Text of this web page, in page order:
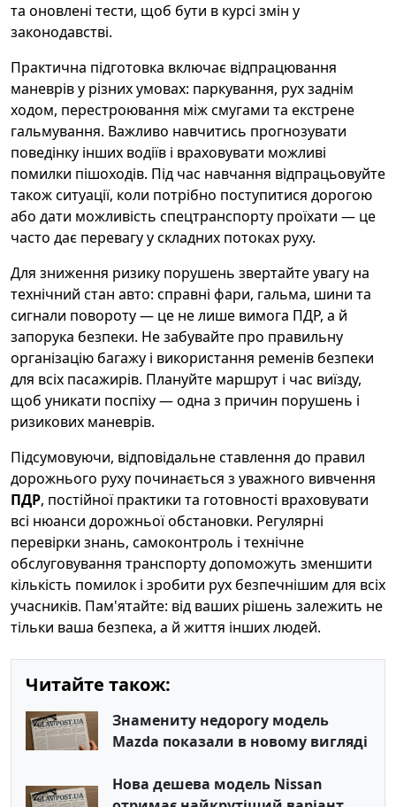
та оновлені тести, щоб бути в курсі змін у
законодавстві.
Практична підготовка включає відпрацювання
маневрів у різних умовах: паркування, рух заднім
ходом, перестроювання між смугами та екстрене
гальмування. Важливо навчитись прогнозувати
поведінку інших водіїв і враховувати можливі
помилки пішоходів. Під час навчання відпрацьовуйте
також ситуації, коли потрібно поступитися дорогою
або дати можливість спецтранспорту проїхати — це
часто дає перевагу у складних потоках руху.
Для зниження ризику порушень звертайте увагу на
технічний стан авто: справні фари, гальма, шини та
сигнали повороту — це не лише вимога ПДР, а й
запорука безпеки. Не забувайте про правильну
організацію багажу і використання ременів безпеки
для всіх пасажирів. Плануйте маршрут і час виїзду,
щоб уникати поспіху — одна з причин порушень і
ризикових маневрів.
Підсумовуючи, відповідальне ставлення до правил
дорожнього руху починається з уважного вивчення
ПДР, постійної практики та готовності враховувати
всі нюанси дорожньої обстановки. Регулярні
перевірки знань, самоконтроль і технічне
обслуговування транспорту допоможуть зменшити
кількість помилок і зробити рух безпечнішим для всіх
учасників. Пам'ятайте: від ваших рішень залежить не
тільки ваша безпека, а й життя інших людей.
Читайте також:
Знамениту недорогу модель
Mazda показали в новому вигляді
Нова дешева модель Nissan